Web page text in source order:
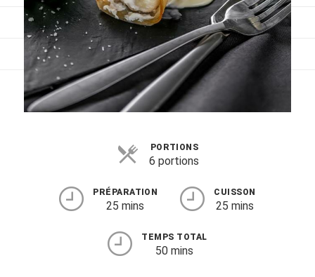
Contact
Mes livres
Politique de cookies (UE)
PORTIONS
6 portions
PRÉPARATION
25 mins
CUISSON
25 mins
TEMPS TOTAL
50 mins